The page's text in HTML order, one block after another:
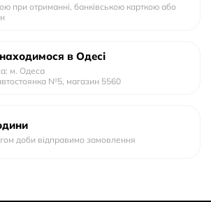
при отриманні, банківською карткою або
в Одесі
м. Одеса
№5, магазин 5560
доби відправимо замовлення